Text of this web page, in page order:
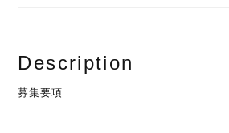
Description
募集要項